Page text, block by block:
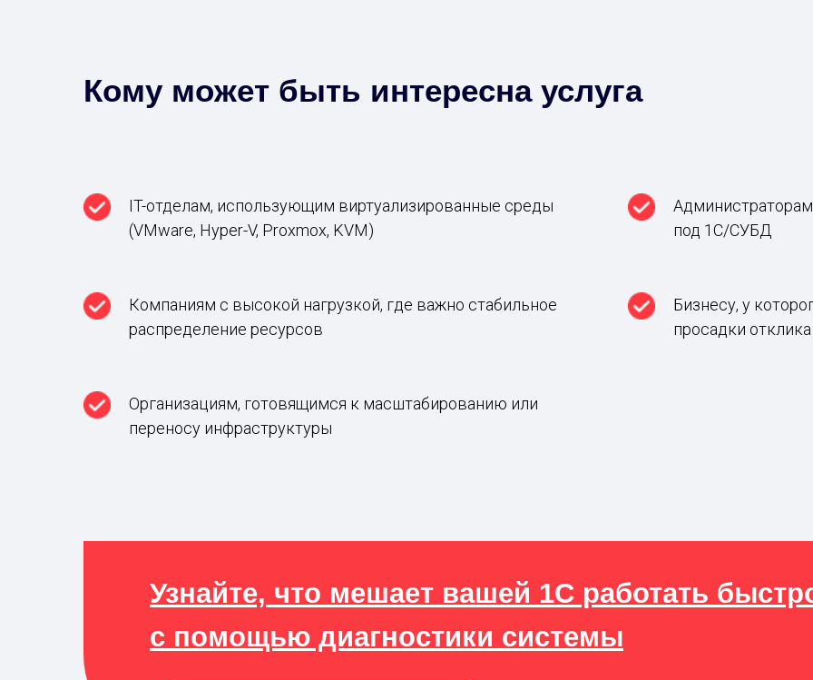
Кому может быть интересна услуга
IT-отделам, использующим виртуализированные среды
(VMware, Hyper-V, Proxmox, KVM)
под 1С/СУБД
Компаниям с высокой нагрузкой, где важно стабильное
распределение ресурсов
Бизнесу, у
просадки отклика
Организациям, готовящимся к масштабированию или
переносу инфраструктуры
Узнайте, что мешает вашей 1С работать
с помощью диагностики системы